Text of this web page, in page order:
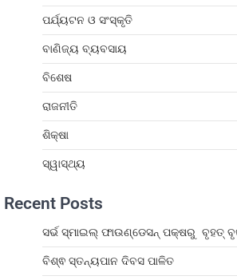
ପର୍ଯ୍ୟଟନ ଓ ସଂସ୍କୃତି
ବାଣିଜ୍ୟ ବ୍ୟବସାୟ
ବିଶେଷ
ରାଜନୀତି
ଶିକ୍ଷା
ସ୍ୱାସ୍ଥ୍ୟ
Recent Posts
ସର୍ଭ ସ୍ମାଇଲ୍ ଫାଉଣ୍ଡେସନ୍ ପକ୍ଷରୁ ବୃହତ୍
ବିଶ୍ଵ ସ୍ତନ୍ୟପାନ ଦିବସ ପାଳିତ